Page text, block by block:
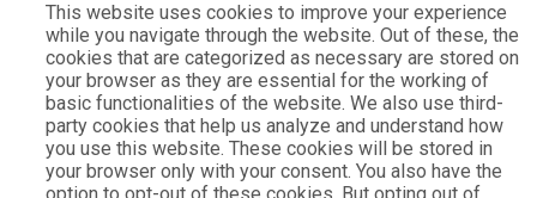
This website uses cookies to improve your experience
while you navigate through the website. Out of these, the
cookies that are categorized as necessary are stored on
your browser as they are essential for the working of
basic functionalities of the website. We also use third-
party cookies that help us analyze and understand how
you use this website. These cookies will be stored in
your browser only with your consent. You also have the